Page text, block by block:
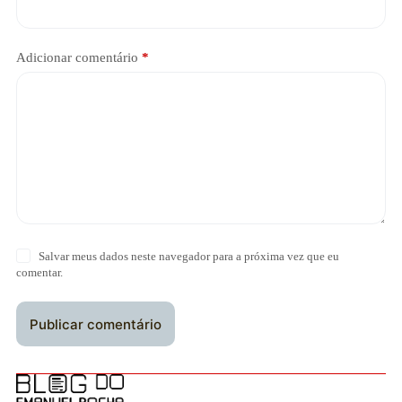
Adicionar comentário *
Salvar meus dados neste navegador para a próxima vez que eu
comentar.
Publicar comentário